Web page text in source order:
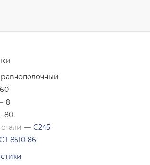
60
8
80
— С245
8510-86